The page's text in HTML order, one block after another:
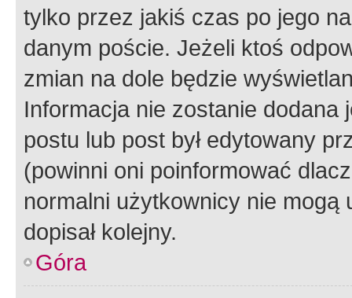
tylko przez jakiś czas po jego
danym poście. Jeżeli ktoś
zmian na dole będzie
Informacja nie zostanie dodana
postu lub post był edytowany
(powinni oni poinformować
normalni użytkownicy nie
dopisał kolejny.
Góra